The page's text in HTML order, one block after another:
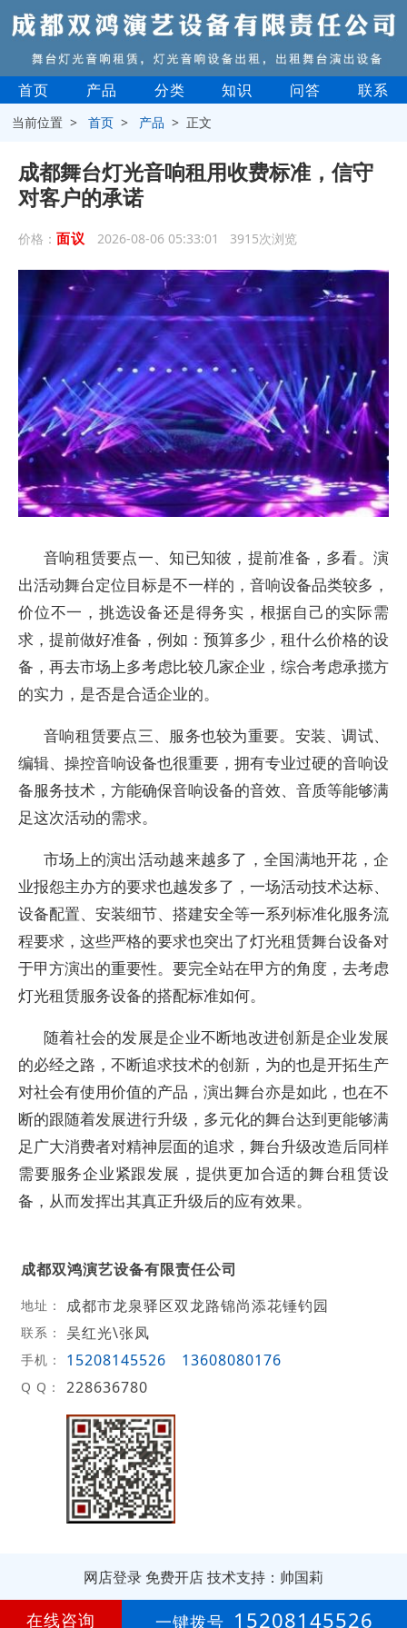
首页 产品 分类 知识 问答 联系
当前位置 >首页 > 产品 > 正文
成都舞台灯光音响租用收费标准，信守
对客户的承诺
价格： 面议 2026-08-06 05:33:01 3915次浏览
音响租赁要点一、知已知彼，提前准备，多看。演
出活动舞台定位目标是不一样的，音响设备品类较多，
价位不一，挑选设备还是得务实，根据自己的实际需
求，提前做好准备，例如：预算多少，租什么价格的设
备，再去市场上多考虑比较几家企业，综合考虑承揽方
的实力，是否是合适企业的。
音响租赁要点三、服务也较为重要。安装、调试、
编辑、操控音响设备也很重要，拥有专业过硬的音响设
备服务技术，方能确保音响设备的音效、音质等能够满
足这次活动的需求。
市场上的演出活动越来越多了，全国满地开花，企
业报怨主办方的要求也越发多了，一场活动技术达标、
设备配置、安装细节、搭建安全等一系列标准化服务流
程要求，这些严格的要求也突出了灯光租赁舞台设备对
于甲方演出的重要性。要完全站在甲方的角度，去考虑
灯光租赁服务设备的搭配标准如何。
随着社会的发展是企业不断地改进创新是企业发展
的必经之路，不断追求技术的创新，为的也是开拓生产
对社会有使用价值的产品，演出舞台亦是如此，也在不
断的跟随着发展进行升级，多元化的舞台达到更能够满
足广大消费者对精神层面的追求，舞台升级改造后同样
需要服务企业紧跟发展，提供更加合适的舞台租赁设
备，从而发挥出其真正升级后的应有效果。
成都双鸿演艺设备有限责任公司
地址： 成都市龙泉驿区双龙路锦尚添花锤钓园
联系： 吴红光\张凤
手机： 15208145526 13608080176
Q Q： 228636780
网店登录 免费开店技术支持：帅国莉
第19年
在线咨询 一键拨号 15208145526